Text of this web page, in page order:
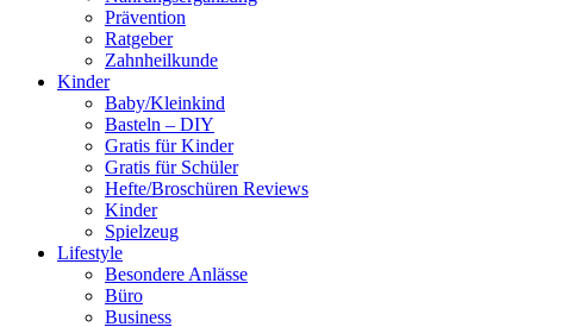
Prävention
Ratgeber
Zahnheilkunde
Kinder
Baby/Kleinkind
Basteln – DIY
Gratis für Kinder
Gratis für Schüler
Hefte/Broschüren Reviews
Kinder
Spielzeug
Lifestyle
Besondere Anlässe
Büro
Business